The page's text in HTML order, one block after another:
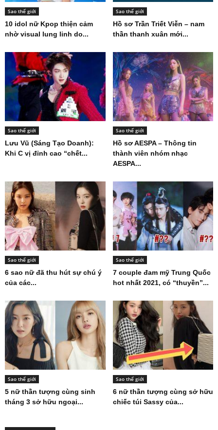
Sao thế giới
10 idol nữ Kpop thiện cảm
nhờ visual lung linh do...
Sao thế giới
Hồ sơ Trần Triết Viễn – nam
thần thanh xuân mới...
Sao thế giới
Lưu Vũ (Sáng Tạo Doanh):
Khi C vị đỉnh cao “chết...
Sao thế giới
Hồ sơ AESPA – Thông tin
thành viên nhóm nhạc
AESPA...
Sao thế giới
6 sao nữ đã thu hút sự chú ý
của các...
Sao thế giới
7 couple đam mỹ Trung Quốc
hot nhất 2021, có “thuyền”...
Sao thế giới
5 nữ thần tượng cùng sinh
tháng 3 sở hữu ngoại...
Sao thế giới
6 nữ thần tượng cùng sở hữu
chiếc túi Sassy của...